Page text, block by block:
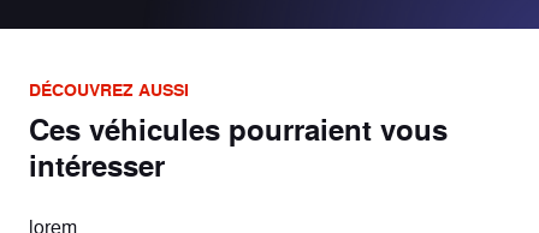
DÉCOUVREZ AUSSI
Ces véhicules pourraient vous
intéresser
lorem